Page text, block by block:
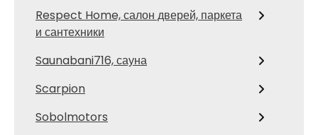
Respect Home, салон дверей, паркета
и сантехники
Saunabani716, сауна
Scarpion
Sobolmotors